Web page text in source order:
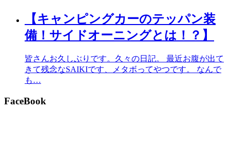
【キャンピングカーのテッパン装
備！サイドオーニングとは！？】
皆さんお久しぶりです。久々の日記。 最近お腹が出て
きて残念なSAIKIです、メタボってやつです。 なんで
も…
FaceBook